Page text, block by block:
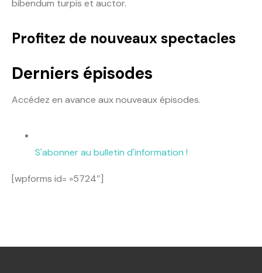
bibendum turpis et auctor.
Profitez de nouveaux spectacles
Derniers épisodes
Accédez en avance aux nouveaux épisodes.
S'abonner au bulletin d'information !
[wpforms id= »5724″]